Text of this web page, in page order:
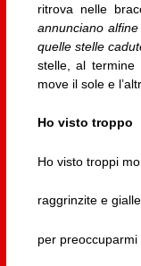
ritrova nelle
annunciano
quelle stelle
stelle, al termine
move il sole e
Ho visto troppo
Ho visto troppi
raggrinzite e gialle
per preoccuparmi